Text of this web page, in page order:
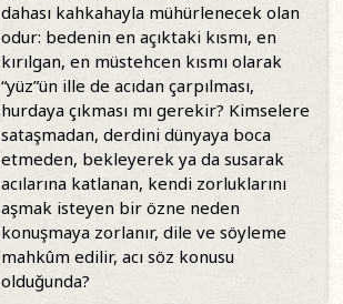
dahası kahkahayla mühürlenecek olan
odur: bedenin en açıktaki kısmı, en
kırılgan, en müstehcen kısmı olarak
“yüz”ün ille de acıdan çarpılması,
hurdaya çıkması mı gerekir? Kimselere
sataşmadan, derdini dünyaya boca
etmeden, bekleyerek ya da susarak
acılarına katlanan, kendi zorluklarını
aşmak isteyen bir özne neden
konuşmaya zorlanır, dile ve söyleme
mahkûm edilir, acı söz konusu
olduğunda?